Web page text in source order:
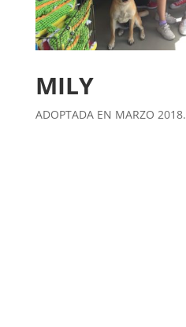
MILY
ADOPTADA EN MARZO 2018.